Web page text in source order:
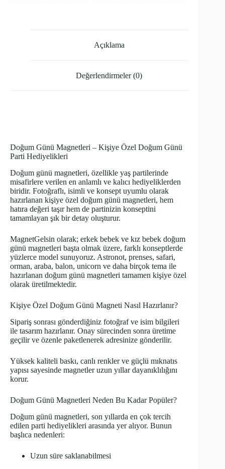
Açıklama
Değerlendirmeler (0)
Doğum Günü Magnetleri – Kişiye Özel Doğum Günü
Parti Hediyelikleri
Doğum günü magnetleri, özellikle yaş partilerinde
misafirlere verilen en anlamlı ve kalıcı hediyeliklerden
biridir. Fotoğraflı, isimli ve konsept uyumlu olarak
hazırlanan kişiye özel doğum günü magnetleri, hem
hatıra değeri taşır hem de partinizin konseptini
tamamlayan şık bir detay oluşturur.
MagnetGelsin olarak; erkek bebek ve kız bebek doğum
günü magnetleri başta olmak üzere, farklı konseptlerde
yüzlerce model sunuyoruz. Astronot, prenses, safari,
orman, araba, balon, unicorn ve daha birçok tema ile
hazırlanan doğum günü magnetleri tamamen kişiye özel
olarak üretilmektedir.
Kişiye Özel Doğum Günü Magneti Nasıl Hazırlanır?
Sipariş sonrası gönderdiğiniz fotoğraf ve isim bilgileri
ile tasarım hazırlanır. Onay sürecinden sonra üretime
geçilir ve özenle paketlenerek adresinize gönderilir.
Yüksek kaliteli baskı, canlı renkler ve güçlü mıknatıs
yapısı sayesinde magnetler uzun yıllar dayanıklılığını
korur.
Doğum Günü Magnetleri Neden Bu Kadar Popüler?
Doğum günü magnetleri, son yıllarda en çok tercih
edilen parti hediyelikleri arasında yer alıyor. Bunun
başlıca nedenleri:
Uzun süre saklanabilmesi